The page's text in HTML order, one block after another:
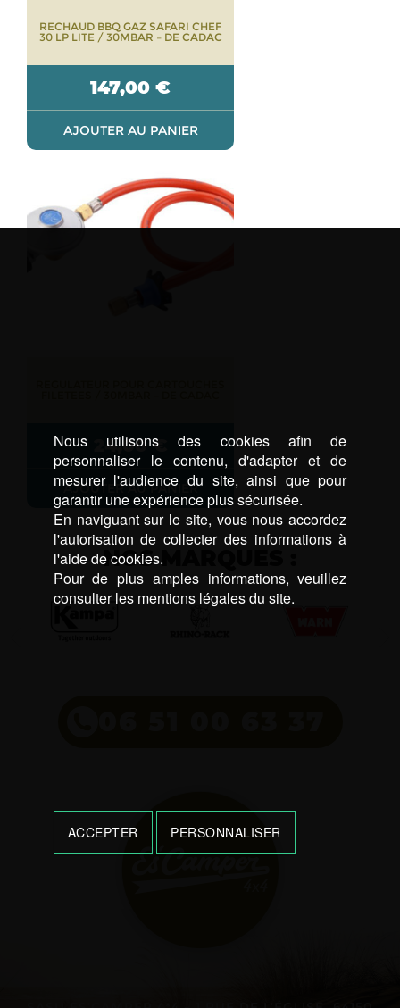
RECHAUD BBQ GAZ SAFARI CHEF
30 LP LITE / 30MBAR – DE CADAC
147,00 €
AJOUTER AU PANIER
24,00€
AJOUTER AU PANIER
NOS MARQUES :
Nous utilisons des cookies afin de
personnaliser le contenu, d'adapter et de
mesurer l'audience du site, ainsi que pour
garantir une expérience plus sécurisée.
En naviguant sur le site, vous nous accordez
l'autorisation de collecter des informations à
l'aide de cookies.
Pour de plus amples informations, veuillez
consulter les mentions légales du site.
ACCEPTER PERSONNALISER